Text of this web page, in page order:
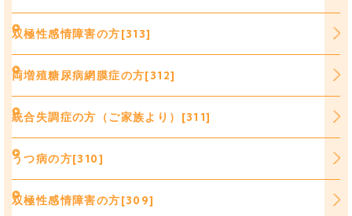
双極性感情障害の方[313]
両増殖糖尿病網膜症の方[312]
統合失調症の方（ご家族より）[311]
うつ病の方[310]
双極性感情障害の方[309]